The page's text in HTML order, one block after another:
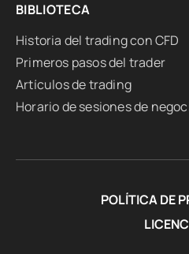
BIBLIOTECA
Historia del trading con CFD
Primeros pasos del trader
Artículos de trading
Horario de sesiones de
POLÍTICA DE